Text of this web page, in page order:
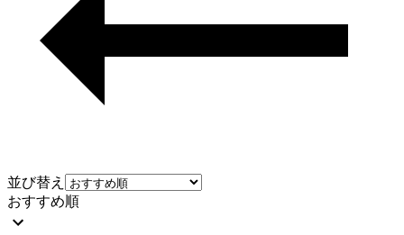
並び替え
おすすめ順